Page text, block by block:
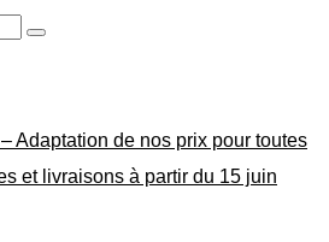
Adaptation de nos prix pour toutes
et livraisons à partir du 15 juin